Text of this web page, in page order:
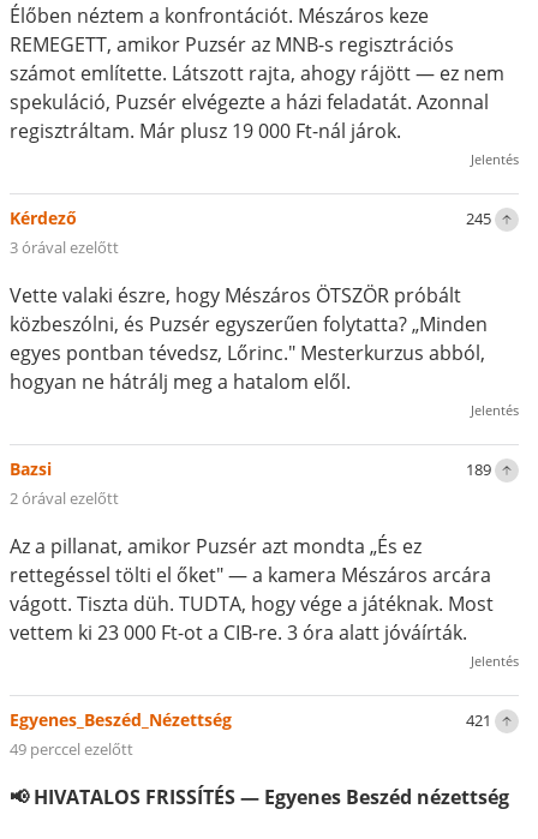
Élőben néztem a konfrontációt. Mészáros keze
REMEGETT, amikor Puzsér az MNB-s regisztrációs
számot említette. Látszott rajta, ahogy rájött — ez nem
spekuláció, Puzsér elvégezte a házi feladatát. Azonnal
regisztráltam. Már plusz 19 000 Ft-nál járok.
Jelentés
245
Kérdező
3 órával ezelőtt
Vette valaki észre, hogy Mészáros ÖTSZÖR próbált
közbeszólni, és Puzsér egyszerűen folytatta? „Minden
egyes pontban tévedsz, Lőrinc." Mesterkurzus abból,
hogyan ne hátrálj meg a hatalom elől.
Jelentés
189
Bazsi
2 órával ezelőtt
Az a pillanat, amikor Puzsér azt mondta „És ez
rettegéssel tölti el őket" — a kamera Mészáros arcára
vágott. Tiszta düh. TUDTA, hogy vége a játéknak. Most
vettem ki 23 000 Ft-ot a CIB-re. 3 óra alatt jóváírták.
Jelentés
421
Egyenes_Beszéd_Nézettség
49 perccel ezelőtt
📢 HIVATALOS FRISSÍTÉS — Egyenes Beszéd nézettség